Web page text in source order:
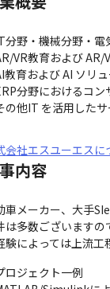
分野・機械分野・
VR教育および AR/
教育および AI ソリ
分野におけるコ
の他IT を活用した
会社エスユーエスに
内容
車メーカー、大手
は多数ございますの
験によっては上流工
ジェクト一例